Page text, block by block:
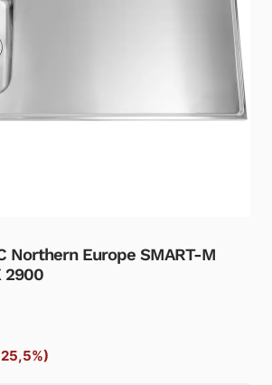
Northern Europe SMART-M
2900